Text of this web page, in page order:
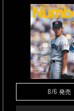
8/6 発売